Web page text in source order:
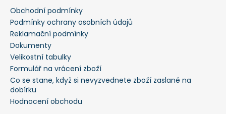
Obchodní podmínky
Podmínky ochrany osobních údajů
Reklamační podmínky
Dokumenty
Velikostní tabulky
Formulář na vrácení zboží
Co se stane, když si nevyzvednete zboží zaslané na
dobírku
Hodnocení obchodu